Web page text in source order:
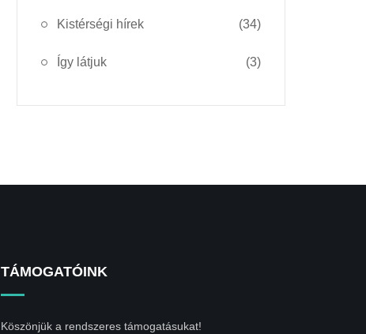
Kistérségi hírek (34)
Így látjuk (3)
TÁMOGATÓINK
Köszönjük a rendszeres támogatásukat!